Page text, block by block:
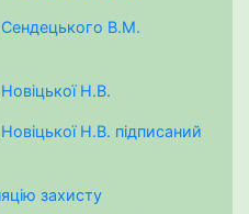
Сендецького В.М.
Н.В.
Н.В. підписаний
захисту